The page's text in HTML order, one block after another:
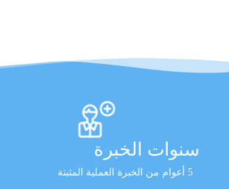
سنوات الخبرة
5 أعوام من الخبرة العملية المثبتة